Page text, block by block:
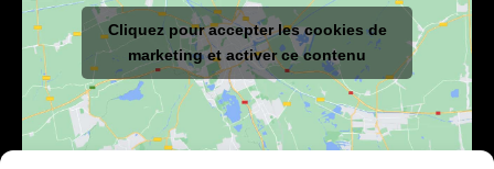
Cliquez pour accepter les cookies de
marketing et activer ce contenu